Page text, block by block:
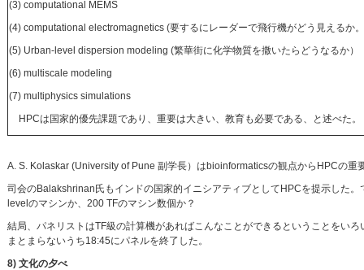
(3) computational MEMS
(4) computational electromagnetics (要するにレーダーで飛行機がどう見えるか
(5) Urban-level dispersion modeling (繁華街に化学物質を撒いたらどうなるか）
(6) multiscale modeling
(7) multiphysics simulations
HPCは国家的優先課題であり、重要は大きい、教育も必要である、と述べた。
A. S. Kolaskar (University of Pune 副学長）はbioinformaticsの観点からHPCの重
司会のBalakshrinan氏もインドの国家的イニシアティブとしてHPCを提示した
levelのマシンか、200 TFのマシン数個か？
結局、パネリストはTF級の計算機があればこんなことができるということをい
まとまらないうち18:45にパネルを終了した。
8) 文化の夕べ